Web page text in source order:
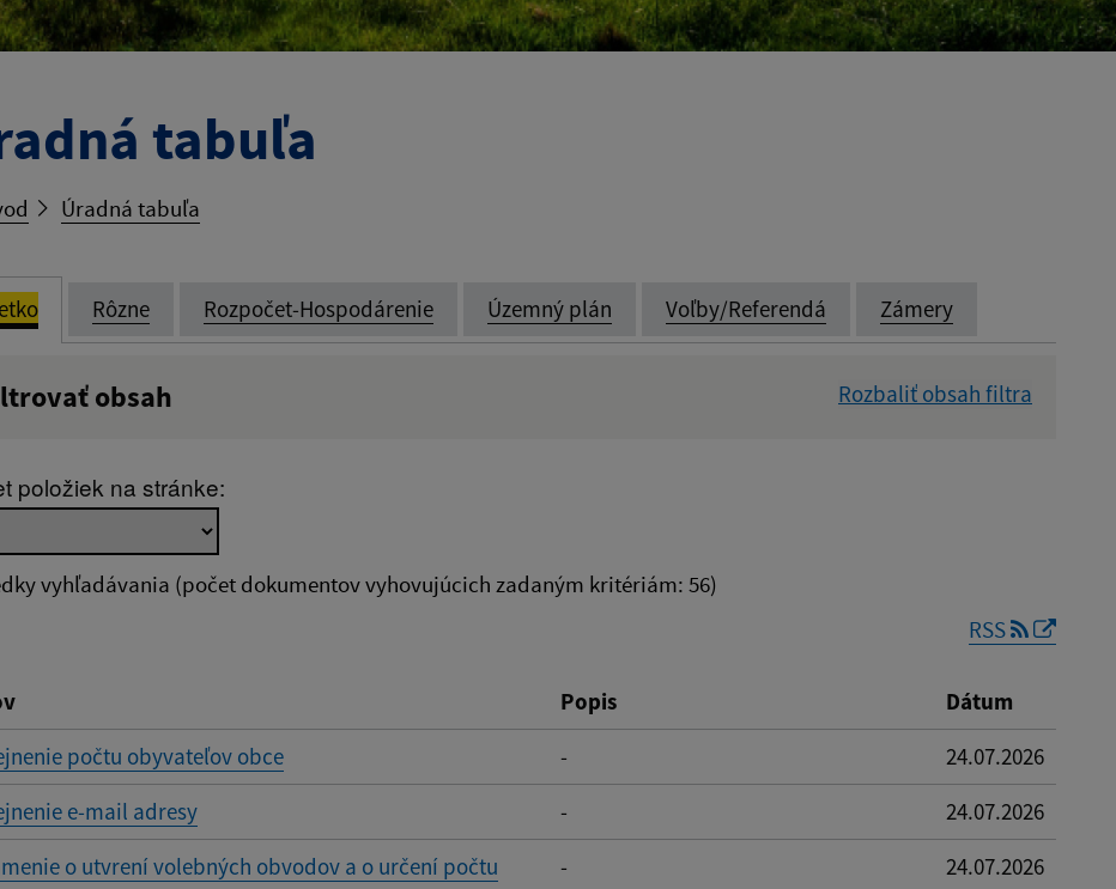
tabuľa
Úradná tabuľa
Rôzne Rozpočet-Hospodárenie Územný plán Voľby/Referendá Zámery
obsah Rozbaliť obsah filtra
zverejnenia do:
položiek na stránke:
vyhľadávania (počet dokumentov vyhovujúcich zadaným kritériám: 56)
RSS
Popis
Dátum
počtu obyvateľov obce
-
24.07.2026
e-mail adresy
-
24.07.2026
o utvrení volebných obvodov a o určení počtu
- 24.07.2026